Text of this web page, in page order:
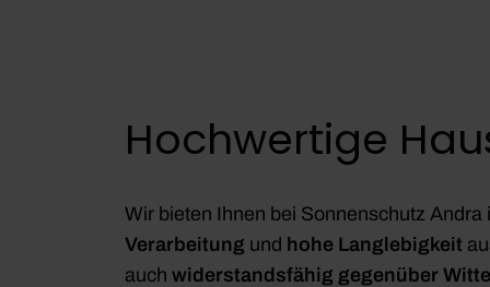
Hochwertige
Wir bieten Ihnen bei Sonnenschutz
Verarbeitung und hohe Langlebigkeit
auch widerstandsfähig gegenüber